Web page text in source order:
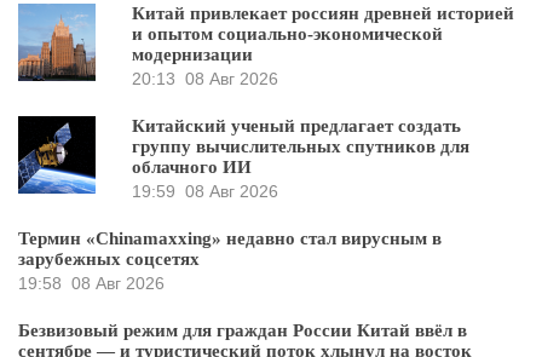
Китай привлекает россиян древней историей
и опытом социально-экономической
модернизации
20:13 08 Авг 2026
Китайский ученый предлагает создать
группу вычислительных спутников для
облачного ИИ
19:59 08 Авг 2026
Термин «Chinamaxxing» недавно стал вирусным в
зарубежных соцсетях
19:58 08 Авг 2026
Безвизовый режим для граждан России Китай ввёл в
сентябре — и туристический поток хлынул на восток